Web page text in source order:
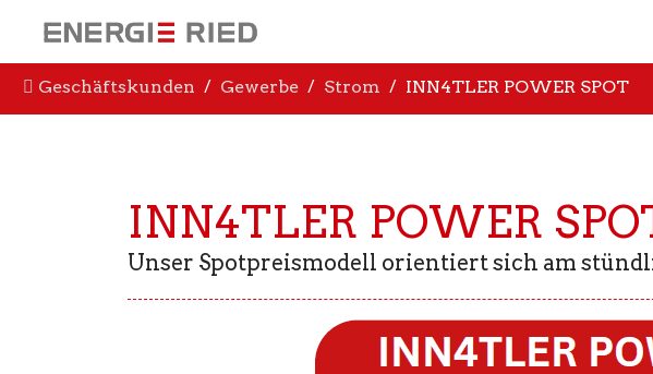
Geschäftskunden Gewerbe Strom INN4TLER POWER SPOT
INN4TLER POWER
Unser Spotpreismodell orientiert sich am